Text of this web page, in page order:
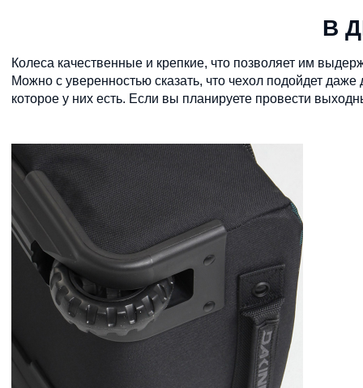
В
Колеса качественные и крепкие, что позволяет им
Можно с уверенностью сказать, что чехол подойдет
которое у них есть. Если вы планируете провести